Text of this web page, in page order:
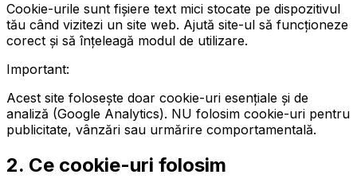
Cookie-urile sunt fișiere text mici stocate pe dispozitivul
tău când vizitezi un site web. Ajută site-ul să funcționeze
corect și să înțeleagă modul de utilizare.
Important:
Acest site folosește doar cookie-uri esențiale și de
analiză (Google Analytics). NU folosim cookie-uri pentru
publicitate, vânzări sau urmărire comportamentală.
2. Ce cookie-uri folosim